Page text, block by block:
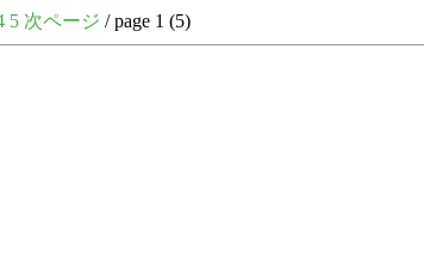
5 次ページ / page 1 (5)